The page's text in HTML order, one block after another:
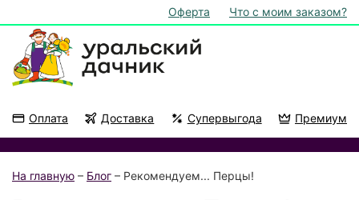
Оферта Что с моим заказом?
Оплата Доставка Супервыгода Премиум
На главную – Блог – Рекомендуем... Перцы!